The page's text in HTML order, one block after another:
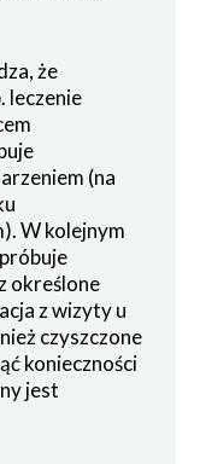
że
leczenie
(na
W kolejnym
określone
z wizyty u
czyszczone
konieczności
jest